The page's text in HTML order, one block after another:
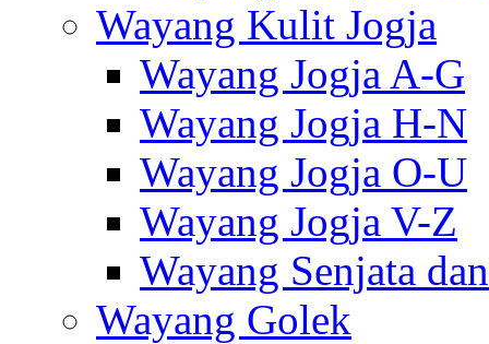
Wayang Kulit Jogja
Wayang Jogja A-G
Wayang Jogja H-N
Wayang Jogja O-U
Wayang Jogja V-Z
Wayang Senjata
Wayang Golek